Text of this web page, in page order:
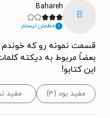
B
Bahareh
مطمئن نیستم.
قسمت نمونه رو که خوندم
بعضاً مربوط به دیکته
این کتابو!
مفید بود (۳) مفید